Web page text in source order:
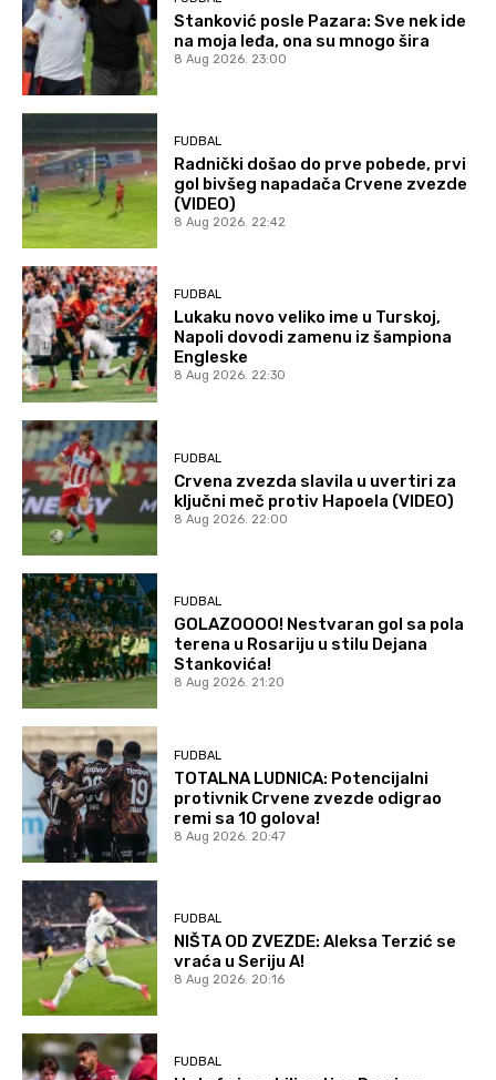
Stanković posle Pazara: Sve nek ide
na moja leđa, ona su mnogo šira
8 Aug 2026. 23:00
FUDBAL
Radnički došao do prve pobede, prvi
gol bivšeg napadača Crvene zvezde
(VIDEO)
8 Aug 2026. 22:42
FUDBAL
Lukaku novo veliko ime u Turskoj,
Napoli dovodi zamenu iz šampiona
Engleske
8 Aug 2026. 22:30
FUDBAL
Crvena zvezda slavila u uvertiri za
ključni meč protiv Hapoela (VIDEO)
8 Aug 2026. 22:00
FUDBAL
GOLAZOOOO! Nestvaran gol sa pola
terena u Rosariju u stilu Dejana
Stankovića!
8 Aug 2026. 21:20
FUDBAL
TOTALNA LUDNICA: Potencijalni
protivnik Crvene zvezde odigrao
remi sa 10 golova!
8 Aug 2026. 20:47
FUDBAL
NIŠTA OD ZVEZDE: Aleksa Terzić se
vraća u Seriju A!
8 Aug 2026. 20:16
FUDBAL